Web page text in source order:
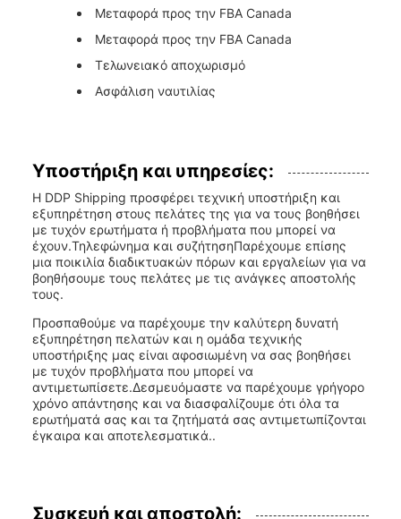
Μεταφορά προς την FBA Canada
Μεταφορά προς την FBA Canada
Τελωνειακό αποχωρισμό
Ασφάλιση ναυτιλίας
Υποστήριξη και υπηρεσίες:
Η DDP Shipping προσφέρει τεχνική υποστήριξη και
εξυπηρέτηση στους πελάτες της για να τους βοηθήσει
με τυχόν ερωτήματα ή προβλήματα που μπορεί να
έχουν.Τηλεφώνημα και συζήτησηΠαρέχουμε επίσης
μια ποικιλία διαδικτυακών πόρων και εργαλείων για να
βοηθήσουμε τους πελάτες με τις ανάγκες αποστολής
τους.
Προσπαθούμε να παρέχουμε την καλύτερη δυνατή
εξυπηρέτηση πελατών και η ομάδα τεχνικής
υποστήριξης μας είναι αφοσιωμένη να σας βοηθήσει
με τυχόν προβλήματα που μπορεί να
αντιμετωπίσετε.Δεσμευόμαστε να παρέχουμε γρήγορο
χρόνο απάντησης και να διασφαλίζουμε ότι όλα τα
ερωτήματά σας και τα ζητήματά σας αντιμετωπίζονται
έγκαιρα και αποτελεσματικά..
Συσκευή και αποστολή: